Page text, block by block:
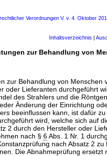
Verordnungen V. v. 4. Oktober
Inhaltsverzeichnis |
zur Behandlung von
zur Behandlung von Menschen
oder Lieferanten durchgeführt
des Strahlers und die
Änderung der Einrichtung
beeinflussen kann, ist dafür
wird, welche sich auf
2 durch den Hersteller oder
nach § 6Abs. 1 Nr. 1
nach Absatz 2 zu
Die Abnahmeprüfung ersetzt